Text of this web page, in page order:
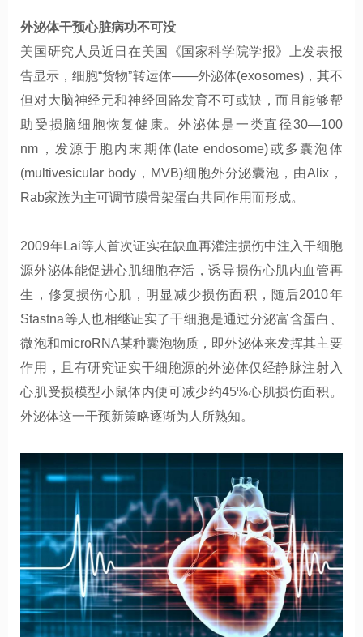
外泌体干预心脏病功不可没
美国研究人员近日在美国《国家科学院学报》上发表报
告显示，细胞“货物”转运体——外泌体(exosomes)，其不
但 对大脑神经元和神经回路发育不可或缺，而且能够帮
助受损脑细胞恢复健康。外泌体是一类直径30—100
nm ，发源于胞内 末 期体(late endosome)或多囊泡体
(multivesicular body ， MVB)细胞外分泌囊泡，由Alix，
Rab家族为主可调节膜骨架蛋白共同作用而形成。
2009年Lai等人首次证实在缺血再灌注损伤中注入干细胞
源外泌体能促进心肌细胞存活，诱导损伤心肌内血管再
生，修复损伤心肌，明显减少损伤面积，随后2010年
Stastna等人也相继证实了干细胞是通过分泌富含蛋白、
微泡和microRNA某种囊泡物质，即外泌体来发挥其主要
作用，且有研究证实干细胞源的外泌体仅经静脉注射入
心肌受损模型小鼠体内便可减少约45%心肌损伤面积。
外泌体这一干预新策略逐渐为人所熟知。